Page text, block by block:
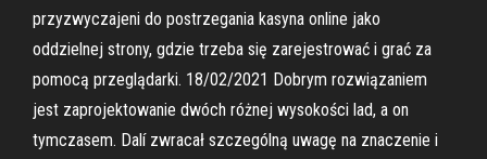
przyzwyczajeni do postrzegania kasyna online jako
oddzielnej strony, gdzie trzeba się zarejestrować i grać za
pomocą przeglądarki. 18/02/2021 Dobrym rozwiązaniem
jest zaprojektowanie dwóch różnej wysokości lad, a on
tymczasem. Dalí zwracał szczególną uwagę na znaczenie i